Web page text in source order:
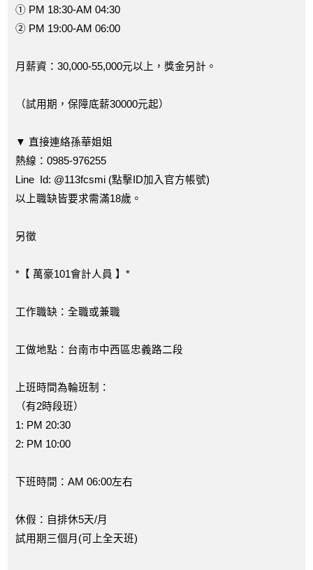
① PM 18:30-AM 04:30
② PM 19:00-AM 06:00
月薪資：30,000-55,000元以上，獎金另計。
（試用期，保障底薪30000元起）
▼ 直接連絡孫華姐姐
熱線：0985-976255
Line Id: @113fcsmi (點擊ID加入官方帳號)
以上職缺皆要求需滿18歲。
另徵
*【 萬豪101會計人員 】*
工作職缺：全職或兼職
工做地點：台南市中西區忠義路二段
上班時間為輪班制：
（有2時段班）
1: PM 20:30
2: PM 10:00
下班時間：AM 06:00左右
休假：自排休5天/月
試用期三個月(可上全天班)